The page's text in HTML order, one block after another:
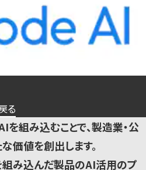
る
組み込むことで、製造業・公
価値を創出します。
み込んだ製品のAI活用のプ